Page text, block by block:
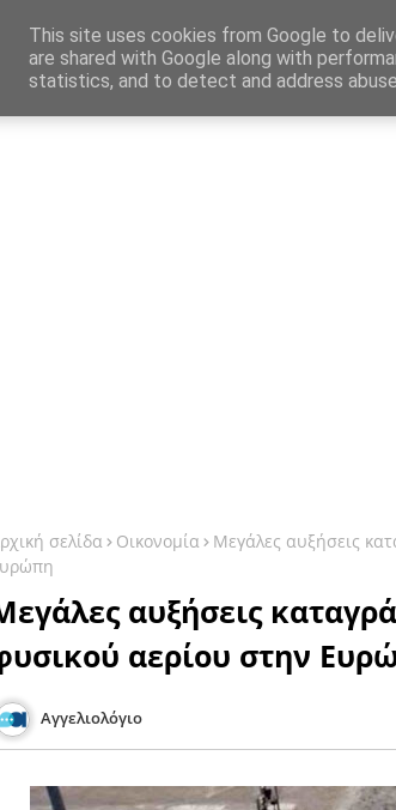
Καταχώρηση Αγγελίας Επικοινωνία Site Map
Ενημέρωση
σελίδα Οικονομία
Μεγάλες αυξήσεις
αυξήσεις
αερίου στην
Αγγελιολόγιο
This site uses cookies from Google to
are shared with Google along with
statistics, and to detect and address